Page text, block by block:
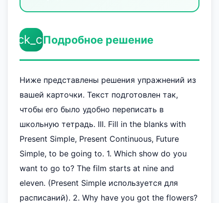
Подробное решение
Ниже представлены решения упражнений из
вашей карточки. Текст подготовлен так,
чтобы его было удобно переписать в
школьную тетрадь. III. Fill in the blanks with
Present Simple, Present Continuous, Future
Simple, to be going to. 1. Which show do you
want to go to? The film starts at nine and
eleven. (Present Simple используется для
расписаний). 2. Why have you got the flowers?